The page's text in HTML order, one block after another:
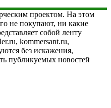
проектом. На этом
не покупают, ни какие
собой ленту
kommersant.ru,
без искажения,
публикуемых новостей